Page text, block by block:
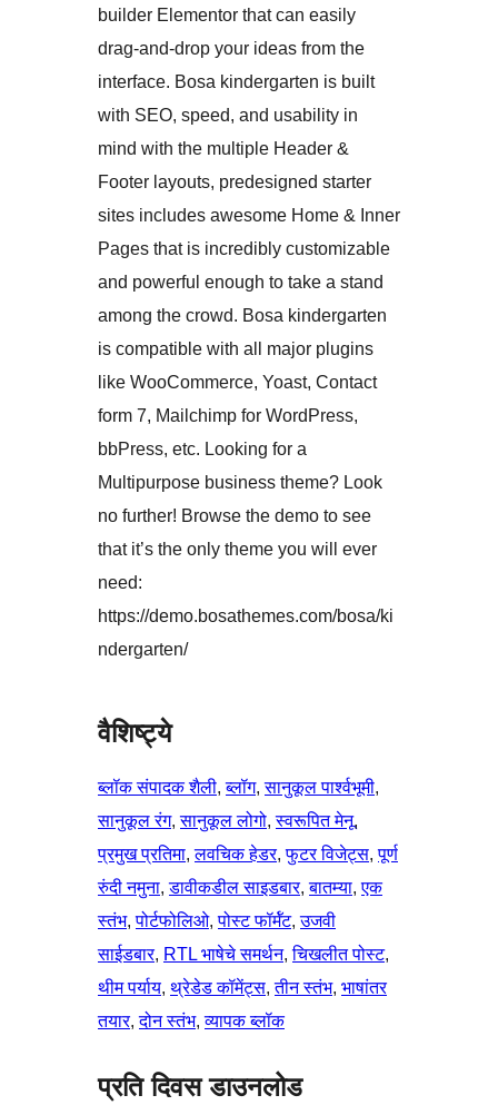
builder Elementor that can easily
drag-and-drop your ideas from the
interface. Bosa kindergarten is built
with SEO, speed, and usability in
mind with the multiple Header &
Footer layouts, predesigned starter
sites includes awesome Home & Inner
Pages that is incredibly customizable
and powerful enough to take a stand
among the crowd. Bosa kindergarten
is compatible with all major plugins
like WooCommerce, Yoast, Contact
form 7, Mailchimp for WordPress,
bbPress, etc. Looking for a
Multipurpose business theme? Look
no further! Browse the demo to see
that it’s the only theme you will ever
need:
https://demo.bosathemes.com/bosa/ki
ndergarten/
वैशिष्ट्ये
ब्लॉक संपादक शैली, ब्लॉग, सानुकूल पार्श्वभूमी
सानुकूल रंग, सानुकूल लोगो, स्वरूपित मेनू
प्रमुख प्रतिमा, लवचिक हेडर, फुटर विजेट्स, पूर्ण
रुंदी नमुना, डावीकडील साइडबार, बातम्या, एक
स्तंभ, पोर्टफोलिओ, पोस्ट फॉर्मॅट, उजवी
साईडबार, RTL भाषेचे समर्थन, चिखलीत पोस्ट
थीम पर्याय, थ्रेडेड कॉमेंट्स, तीन स्तंभ, भाषांतर
तयार, दोन स्तंभ, व्यापक ब्लॉक
प्रति दिवस डाउनलोड